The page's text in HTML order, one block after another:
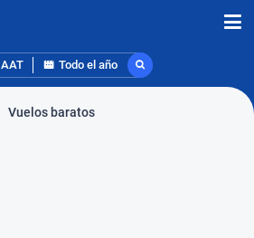
AAT Todo el año
Vuelos baratos